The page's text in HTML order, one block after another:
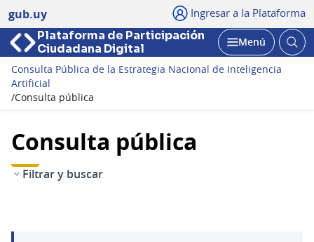
gub.uy Ingresar a la Plataforma
Plataforma de Participación
Ciudadana Digital
Abrir
Menú
Consulta Pública de la Estrategia Nacional de Inteligencia
Artificial
/Consulta pública
Consulta pública
Filtrar y buscar